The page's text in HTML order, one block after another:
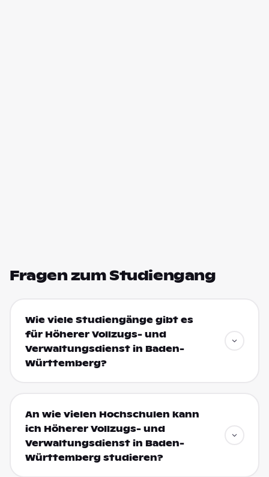
Fragen zum Studiengang
Wie viele Studiengänge gibt es
für Höherer Vollzugs- und
Verwaltungsdienst in Baden-
Württemberg?
An wie vielen Hochschulen kann
ich Höherer Vollzugs- und
Verwaltungsdienst in Baden-
Württemberg studieren?